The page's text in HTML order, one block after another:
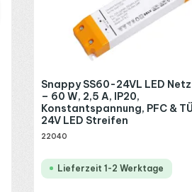
Snappy SS60-24VL LED
– 60 W, 2,5 A, IP20,
Konstantspannung, PFC &
24V LED Streifen
22040
Lieferzeit 1-2 Werktage